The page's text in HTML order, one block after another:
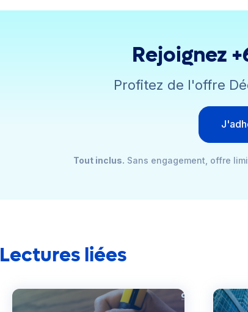
Rejoignez
Profitez de l'offre
Tout inclus. Sans engagement, offre
Lectures liées